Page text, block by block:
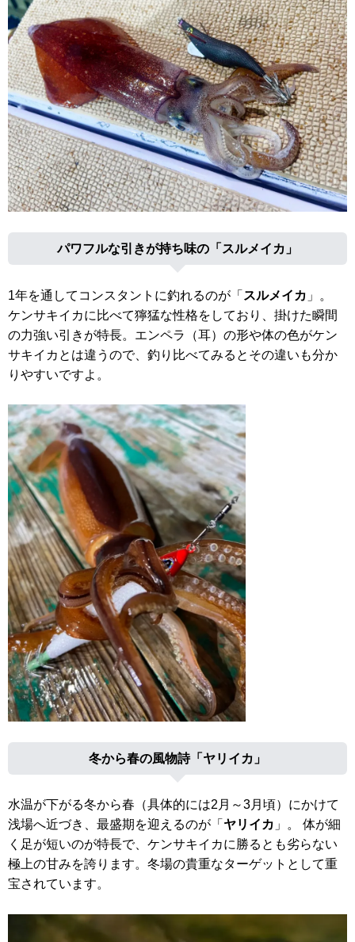
パワフルな引きが持ち味の「スルメイカ」
1年を通してコンスタントに釣れるのが「 スルメイカ 」。
ケンサキイカに比べて獰猛な性格をしており、掛けた瞬間
の力強い引きが特長。エンペラ（耳）の形や体の色がケン
サキイカとは違うので、釣り比べてみるとその違いも分か
りやすいですよ。
冬から春の風物詩「ヤリイカ」
水温が下がる冬から春（具体的には2月～3月頃）にかけて
浅場へ近づき、最盛期を迎えるのが「 ヤリイカ 」。 体が細
く足が短いのが特長で、ケンサキイカに勝るとも劣らない
極上の甘みを誇ります。冬場の貴重なターゲットとして重
宝されています。